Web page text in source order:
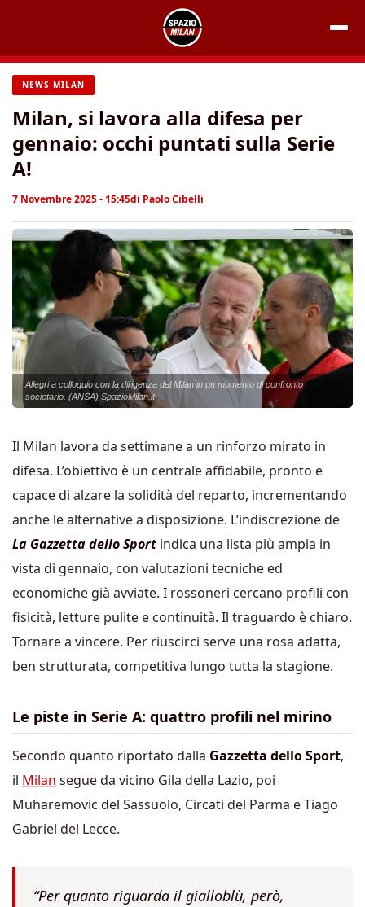
contenuto
NEWS MILAN
Milan, si lavora alla difesa per
gennaio: occhi puntati sulla Serie
A!
7 Novembre 2025 - 15:45di Paolo Cibelli
Allegri a colloquio con la dirigenza del Milan in un momento di confronto
societario. (ANSA) SpazioMilan.it
Il Milan lavora da settimane a un rinforzo mirato in
difesa. L’obiettivo è un centrale affidabile, pronto e
capace di alzare la solidità del reparto, incrementando
anche le alternative a disposizione. L’indiscrezione de
La Gazzetta dello Sport indica una lista più ampia in
vista di gennaio, con valutazioni tecniche ed
economiche già avviate. I rossoneri cercano profili con
fisicità, letture pulite e continuità. Il traguardo è chiaro.
Tornare a vincere. Per riuscirci serve una rosa adatta,
ben strutturata, competitiva lungo tutta la stagione.
Le piste in Serie A: quattro profili nel mirino
Secondo quanto riportato dalla Gazzetta dello Sport,
il Milan segue da vicino Gila della Lazio, poi
Muharemovic del Sassuolo, Circati del Parma e Tiago
Gabriel del Lecce.
“Per quanto riguarda il gialloblù, però,